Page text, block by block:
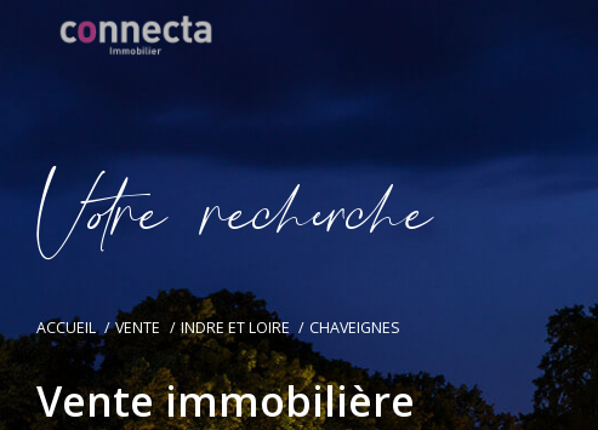
Vore recece
ACCUEIL VENTE INDRE ET LOIRE CHAVEIGNES
Vente immobilière